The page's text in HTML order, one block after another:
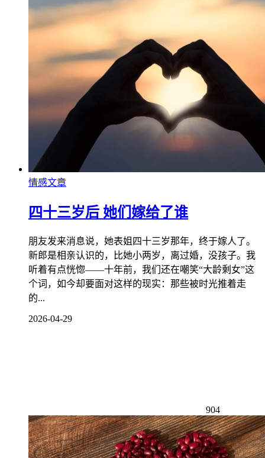
情感文章
四十三岁后 她们嫁给了谁
朋友发来消息说，她表姐四十三岁那年，终于嫁人了。
新郎是相亲认识的，比她小两岁，离过婚，没孩子。我
听着有点恍惚——十年前，我们还在嘲笑“大龄剩女”这
个词，如今却要面对这样的现实：那些被时光推着走
的...
2026-04-29
904